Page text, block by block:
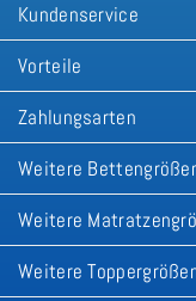
Kundenservice
Vorteile
Zahlungsarten
Weitere
Weitere
Weitere